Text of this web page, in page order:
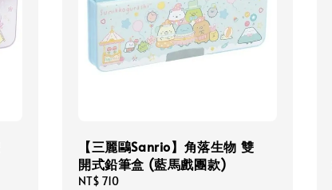
【三麗鷗Sanrio】角落生物 雙
開式鉛筆盒 (藍馬戲團款)
Regular
NT$ 710